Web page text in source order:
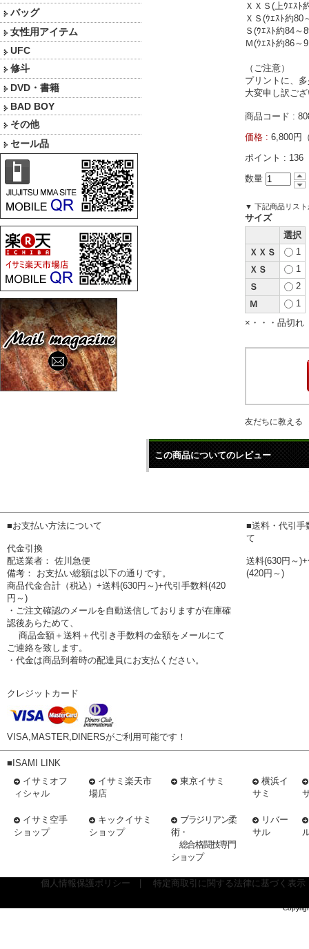
バッグ
女性用アイテム
UFC
修斗
DVD・書籍
BAD BOY
その他
セール品
ＸＸＳ(上ｳｴｽﾄ
ＸＳ(ｳｴｽﾄ約80
Ｓ(ｳｴｽﾄ約84～
Ｍ(ｳｴｽﾄ約86～
（ご注意）
プリントに、
大変申し訳ご
商品コード :
価格 : 6,800円
ポイント : 136
数量
▼ 下記商品リスト
サイズ
選択
ＸＸＳ
1
ＸＳ
1
Ｓ
2
Ｍ
1
×・・・品切れ
友だちに教える
この商品についてのレビュー
■お支払い方法について
代金引換
配送業者： 佐川急便
備考： お支払い総額は以下の通りです。
商品代金合計（税込）+送料(630円～)+代引手数料(420
円～)
・ご注文確認のメールを自動送信しておりますが在庫確
認後あらためて、
商品金額＋送料＋代引き手数料の金額をメールにて
ご連絡を致します。
・代金は商品到着時の配達員にお支払ください。
クレジットカード
VISA,MASTER,DINERSがご利用可能です！
■送料・代引手
て
送料(630円～
(420円～)
■ISAMI LINK
イサミオフ
ィシャル
イサミ楽天市
場店
東京イサミ
横浜イ
サミ
イサミ空手
ショップ
キックイサミ
ショップ
ブラジリアン柔
術・
総合格闘技専門
ショップ
リバー
サル
個人情報保護ポリシー 特定商取引に関する法律に基づく表示